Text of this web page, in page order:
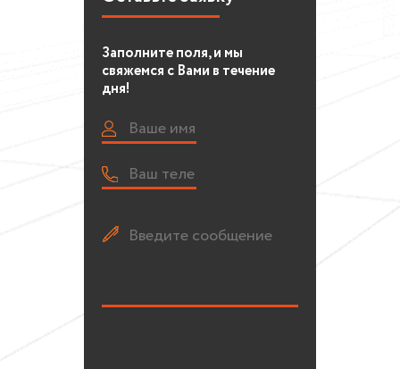
Заполните поля, и мы
свяжемся с Вами в течение
дня!